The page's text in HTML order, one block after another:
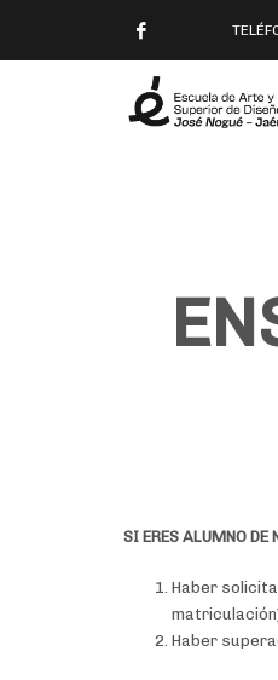
SI ERES ALUMNO DE
Haber
Haber